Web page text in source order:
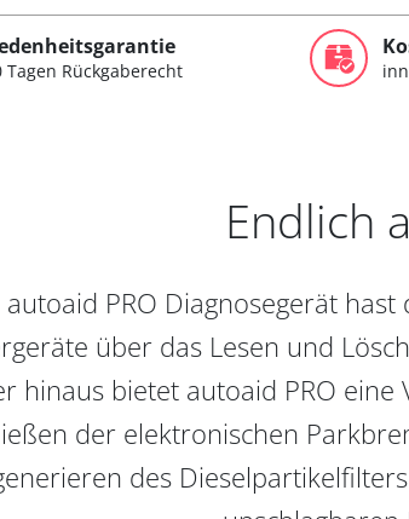
Tagen Rückgaberecht
Endlich
PRO Diagnosegerät
über das Lesen und
hinaus bietet autoaid PRO
der elektronischen
des